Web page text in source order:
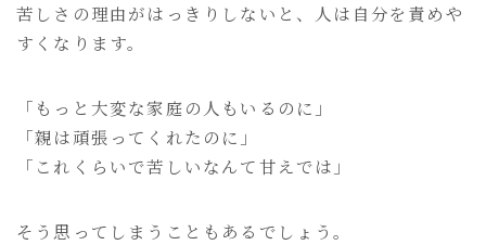
苦しさの理由がはっきりしないと、人は自分を責めや
すくなります。
「もっと大変な家庭の人もいるのに」
「親は頑張ってくれたのに」
「これくらいで苦しいなんて甘えでは」
そう思ってしまうこともあるでしょう。